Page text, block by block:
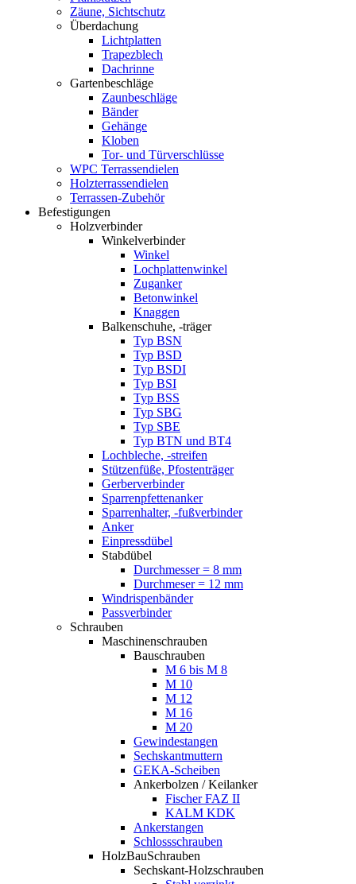
Zäune, Sichtschutz
Überdachung
Lichtplatten
Trapezblech
Dachrinne
Gartenbeschläge
Zaunbeschläge
Bänder
Gehänge
Kloben
Tor- und Türverschlüsse
WPC Terrassendielen
Holzterrassendielen
Terrassen-Zubehör
Befestigungen
Holzverbinder
Winkelverbinder
Winkel
Lochplattenwinkel
Zuganker
Betonwinkel
Knaggen
Balkenschuhe, -träger
Typ BSN
Typ BSD
Typ BSDI
Typ BSI
Typ BSS
Typ SBG
Typ SBE
Typ BTN und BT4
Lochbleche, -streifen
Stützenfüße, Pfostenträger
Gerberverbinder
Sparrenpfettenanker
Sparrenhalter, -fußverbinder
Anker
Einpressdübel
Stabdübel
Durchmesser = 8 mm
Durchmeser = 12 mm
Windrispenbänder
Passverbinder
Schrauben
Maschinenschrauben
Bauschrauben
M 6 bis M 8
M 10
M 12
M 16
M 20
Gewindestangen
Sechskantmuttern
GEKA-Scheiben
Ankerbolzen / Keilanker
Fischer FAZ II
KALM KDK
Ankerstangen
Schlossschrauben
HolzBauSchrauben
Sechskant-Holzschrauben